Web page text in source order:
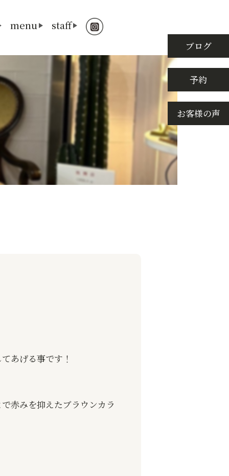
menu staff
ブログ
予約
お客様の声
あげる事です！
赤みを抑えたブラウンカラ